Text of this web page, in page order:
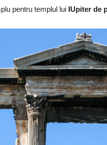
pentru templul lui IUpiter de